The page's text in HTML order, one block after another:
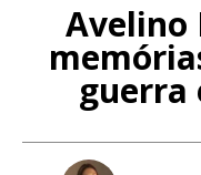
Avelino
guerra